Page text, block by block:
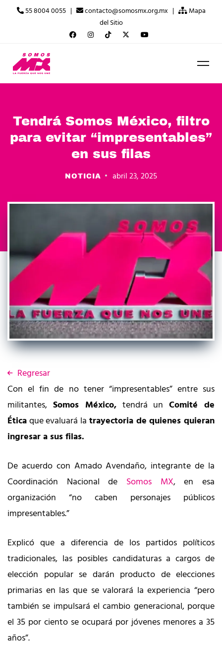
55 8004 0055 | contacto@somosmx.org.mx |
Mapa
del Sitio
Tendrá Somos México, filtro
para evitar “impresentables”
en sus filas
NOTICIA abril 23, 2025
Regresar
Con el fin de no tener “impresentables” entre sus
militantes, Somos México,tendrá unComité de
Éticaque evaluará la trayectoria de quienes quieran
ingresar a sus filas.
De acuerdo con Amado Avendaño, integrante de la
Coordinación Nacional de Somos MX, en esa
organización “no caben personajes públicos
impresentables.”
Explicó que a diferencia de los partidos políticos
tradicionales, las posibles candidaturas a cargos de
elección popular se darán producto de elecciones
primarias en las que se valorará la experiencia “pero
también se impulsará el cambio generacional, porque
el 35 por ciento se ocupará por jóvenes menores a 35
años”.